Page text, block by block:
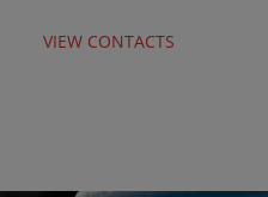
VIEW CONTACTS